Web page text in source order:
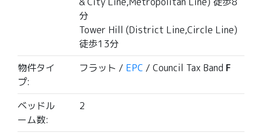
分
Tower Hill (District Line,Circle Line)
徒歩13分
物件タイ
プ:
フラット / EPC / Council Tax Band F
ベッドル
ーム数:
2